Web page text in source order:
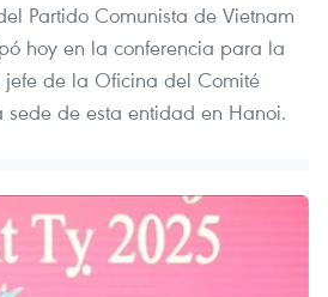
Partido Comunista de Vietnam
hoy en la conferencia para la
de la Oficina del Comité
sede de esta entidad en Hanoi.